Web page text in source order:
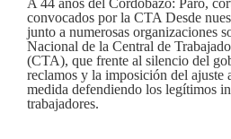
convocados por la CTA Desde
junto a numerosas organizaciones
Nacional de la Central de
(CTA), que frente al silencio del
reclamos y la imposición del ajuste
medida defendiendo los legítimos
trabajadores.